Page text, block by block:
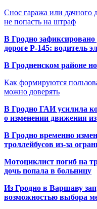
Снос гаража или дачного
не попасть на штраф
В Гродно
дороге Р-145: водитель
В Гродненском районе
Как формируются
можно доверять
В Гродно ГАИ усилила
о изменении движения
В Гродно временно
троллейбусов из-за
Мотоциклист погиб на
дочь попала в больницу
Из Гродно в Варшаву
возможностью выбора